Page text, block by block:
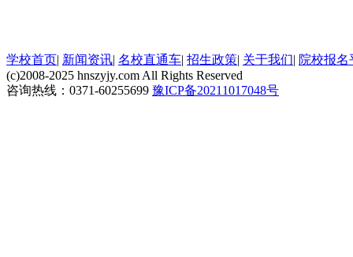
学校首页| 新闻资讯| 名校直通车| 招生政策| 关于我们| 院校报名
(c)2008-2025 hnszyjy.com All Rights Reserved
咨询热线：0371-60255699 豫ICP备20211017048号